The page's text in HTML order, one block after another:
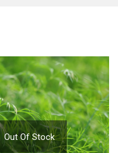
Out Of Stock